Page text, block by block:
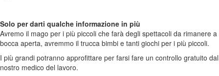
Solo per darti qualche informazione in più
Avremo il mago per i più piccoli che farà degli spettacoli da rimanere a
bocca aperta, avremmo il trucca bimbi e tanti giochi per i più piccoli.
I più grandi potranno approfittare per farsi fare un controllo gratuito dal
nostro medico del lavoro.